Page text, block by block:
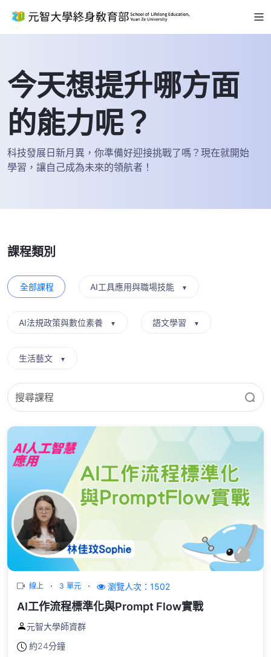
今天想提升哪方面
的能力呢？
科技發展日新月異，你準備好迎接挑戰了嗎？現在就開始
學習，讓自己成為未來的領航者！
課程類別
全部課程 AI工具應用與職場技能 ▼
AI法規政策與數位素養 ▼ 語文學習 ▼
生活藝文 ▼
線上 3 單元 瀏覽人次：1502
AI工作流程標準化與Prompt Flow實戰
元智大學師資群
約24分鐘